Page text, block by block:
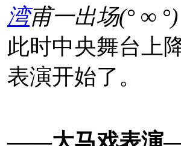
2019年7月27
先行版。
公布了大越
湾甫一出场(° ∞
此时中央舞台上
表演开始了。